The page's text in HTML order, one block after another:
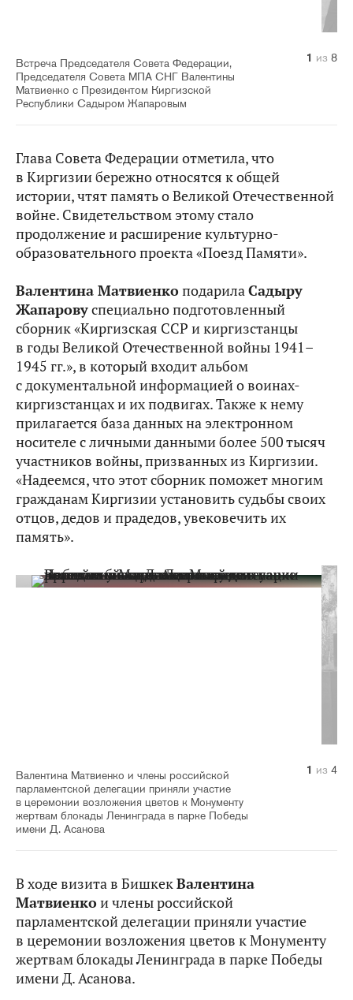
Встреча Председателя Совета Федерации,
Председателя Совета МПА СНГ Валентины
Матвиенко с Президентом Киргизской
Республики Садыром Жапаровым
1 из 8
2 из 8
3 из 8
4 из 8
5 из 8
6 из 8
7 из 8
8 из 8
Глава Совета Федерации отметила, что
в Киргизии бережно относятся к общей
истории, чтят память о Великой Отечественной
войне. Свидетельством этому стало
продолжение и расширение культурно-
образовательного проекта «Поезд Памяти».
Валентина МатвиенкоподарилаСадыру
Жапаровуспециально подготовленный
сборник «Киргизская ССР и киргизстанцы
в годы Великой Отечественной войны 1941–
1945 гг.», в который входит альбом
с документальной информацией о воинах-
киргизстанцах и их подвигах. Также к нему
прилагается база данных на электронном
носителе с личными данными более 500 тысяч
участников войны, призванных из Киргизии.
«Надеемся, что этот сборник поможет многим
гражданам Киргизии установить судьбы своих
отцов, дедов и прадедов, увековечить их
память».
Валентина Матвиенко и члены российской
парламентской делегации приняли участие
в церемонии возложения цветов к Монументу
жертвам блокады Ленинграда в парке Победы
имени Д. Асанова
1 из 4
2 из 4
3 из 4
4 из 4
В ходе визита в БишкекВалентина
Матвиенкои члены российской
парламентской делегации приняли участие
в церемонии возложения цветов к Монументу
жертвам блокады Ленинграда в парке Победы
имени Д. Асанова.